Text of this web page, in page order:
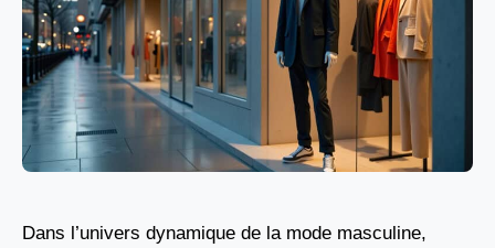
Dans l’univers dynamique de la mode masculine,